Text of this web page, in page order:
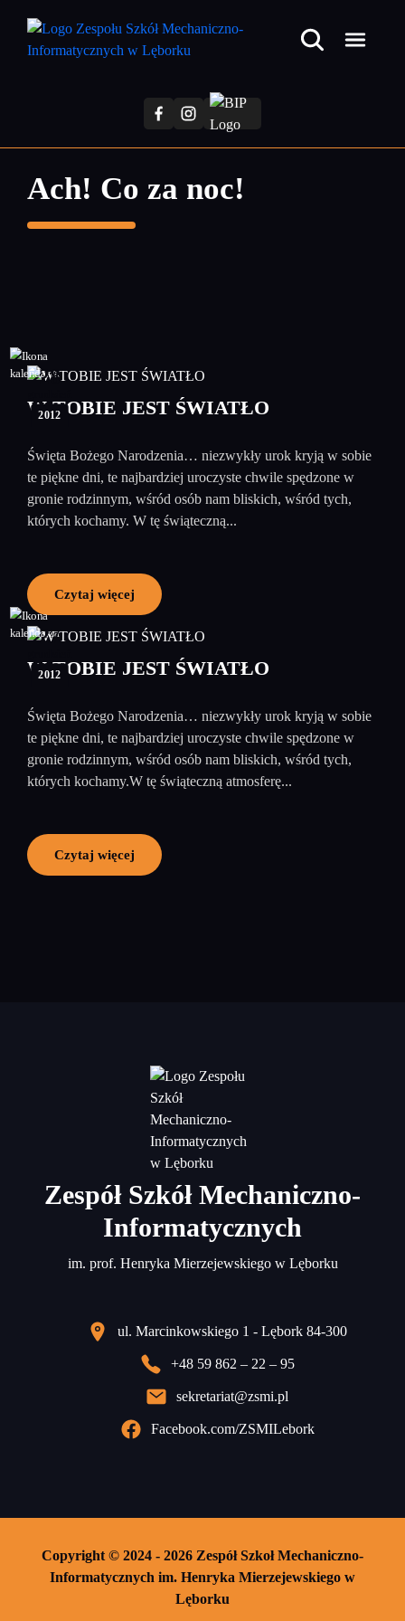
treści
Ach! Co za noc!
28
2012
W TOBIE JEST ŚWIATŁO
Święta Bożego Narodzenia… niezwykły urok kryją w sobie
te piękne dni, te najbardziej uroczyste chwile spędzone w
gronie rodzinnym, wśród osób nam bliskich, wśród tych,
których kochamy. W tę świąteczną...
Czytaj więcej
27
2012
W TOBIE JEST ŚWIATŁO
Święta Bożego Narodzenia… niezwykły urok kryją w sobie
te piękne dni, te najbardziej uroczyste chwile spędzone w
gronie rodzinnym, wśród osób nam bliskich, wśród tych,
których kochamy.W tę świąteczną atmosferę...
Czytaj więcej
Zespół Szkół Mechaniczno-
Informatycznych
im. prof. Henryka Mierzejewskiego w Lęborku
ul. Marcinkowskiego 1 - Lębork 84-300
+48 59 862 – 22 – 95
sekretariat@zsmi.pl
Facebook.com/ZSMILebork
Copyright © 2024 - 2026 Zespół Szkoł Mechaniczno-
Informatycznych im. Henryka Mierzejewskiego w
Lęborku